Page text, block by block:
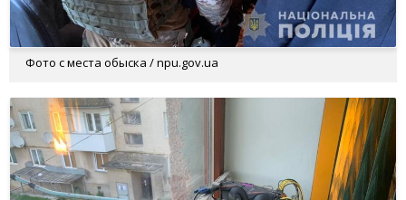
Фото с места обыска / npu.gov.ua